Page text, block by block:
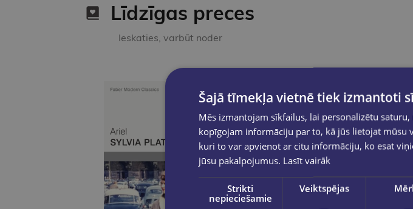
Līdzīgas preces
Ieskaties, varbūt noder
Šajā tīmekļa vietnē tiek izmantoti
Mēs izmantojam sīkfailus, lai personalizētu
kopīgojam informāciju par to, kā jūs lietojat mūsu
kuri to var apvienot ar citu informāciju, ko esat
jūsu pakalpojumus. Lasīt vairāk
Strikti
nepieciešamie
Veiktspējas